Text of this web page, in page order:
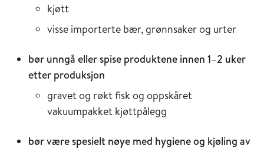
kjøtt
visse importerte bær, grønnsaker og urter
bør unngå eller spise produktene innen 1–2 uker
etter produksjon
gravet og røkt fisk og oppskåret
vakuumpakket kjøttpålegg
bør være spesielt nøye med hygiene og kjøling av